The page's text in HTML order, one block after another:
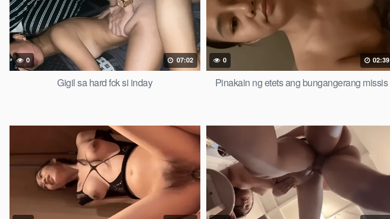
0 07:02
Gigil sa hard fck si inday
0 02:39
Pinakain ng etets ang bungangerang missis